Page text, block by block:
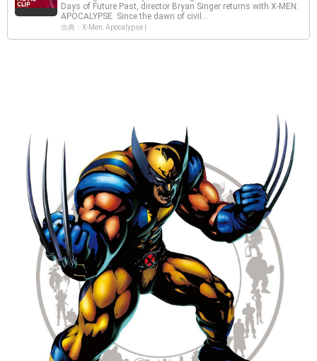
Days of Future Past, director Bryan Singer returns with X-MEN:
APOCALYPSE. Since the dawn of civil...
出典：X-Men: Apocalypse |